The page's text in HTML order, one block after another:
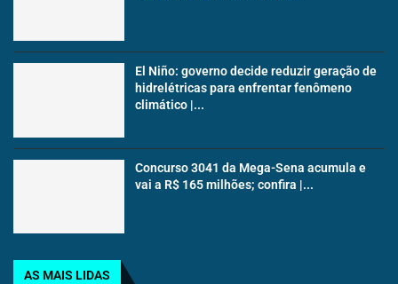
El Niño: governo decide reduzir geração de
hidrelétricas para enfrentar fenômeno
climático |...
Concurso 3041 da Mega-Sena acumula e
vai a R$ 165 milhões; confira |...
AS MAIS LIDAS